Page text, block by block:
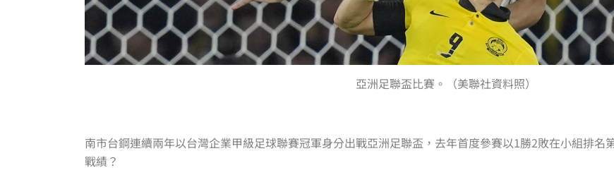
亞洲足聯盃比賽。（美聯社資料照）
南市台鋼連續兩年以台灣企業甲級足球聯賽冠軍身分出戰亞洲足聯盃，去年首度參賽以1勝2敗在小組排
戰績？